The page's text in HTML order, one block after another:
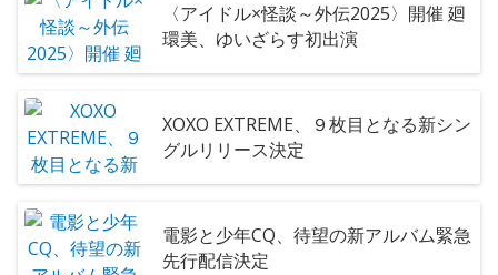
〈アイドル×怪談～外伝2025〉開催 廻
環美、ゆいざらす初出演
XOXO EXTREME、９枚目となる新シン
グルリリース決定
電影と少年CQ、待望の新アルバム緊急
先行配信決定